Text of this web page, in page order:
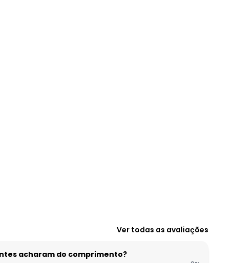
Ver todas as avaliações
acharam do comprimento?